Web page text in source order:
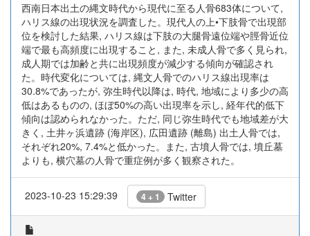
西南日本出土の縄文時代から現代に至る人骨683体について,
ハリス線の出現状況を調査した。現代人の上•下肢骨で出現部
位を検討した結果, ハリス線は下肢の大腿骨遠位端や脛骨近位
端で最も高頻度に出現すること, また, 未成人骨で多く見られ,
成人期では加齢と共に出現頻度が減少する傾向が確認され
た。時代変化については, 縄文人骨でのハリス線出現率は
30.8%であったが, 弥生時代以降は, 時代, 地域により多少の高
低はあるものの, ほぼ50%の高い出現率を示し, 経年代的低下
傾向は認められなかった。ただ, 同じ弥生時代でも地域差が大
きく, 土井ヶ浜遺跡 (海岸区), 広田遺跡 (離島) 出土人骨では,
それぞれ20%, 7.4%と低かった。また, 古墳人骨では, 墳丘墓
よりも, 横穴墓の人骨で重症例が多く観察された。
2023-10-23 15:29:39 4 + 1 Twitter